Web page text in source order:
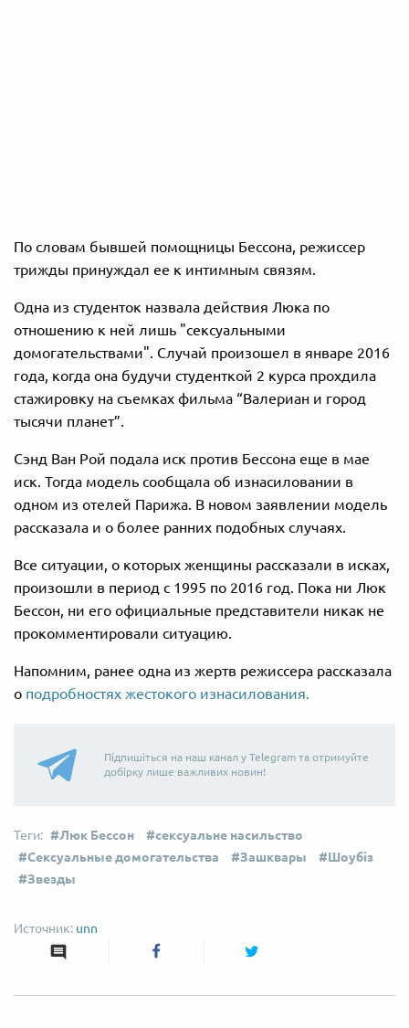
По словам бывшей помощницы Бессона, режиссер
трижды принуждал ее к интимным связям.
Одна из студенток назвала действия Люка по
отношению к ней лишь "сексуальными
домогательствами". Случай произошел в январе 2016
года, когда она будучи студенткой 2 курса прохдила
стажировку на съемках фильма “Валериан и город
тысячи планет”.
Сэнд Ван Рой подала иск против Бессона еще в мае
иск. Тогда модель сообщала об изнасиловании в
одном из отелей Парижа. В новом заявлении модель
рассказала и о более ранних подобных случаях.
Все ситуации, о которых женщины рассказали в исках,
произошли в период с 1995 по 2016 год. Пока ни Люк
Бессон, ни его официальные представители никак не
прокомментировали ситуацию.
Напомним, ранее одна из жертв режиссера рассказала
о подробностях жестокого изнасилования.
Підпишіться на наш канал у Telegram та отримуйте
добірку лише важливих новин!
Люк Бессон
сексуальне насильство
Сексуальные домогательства
Зашквары
Шоубіз
Звезды
unn